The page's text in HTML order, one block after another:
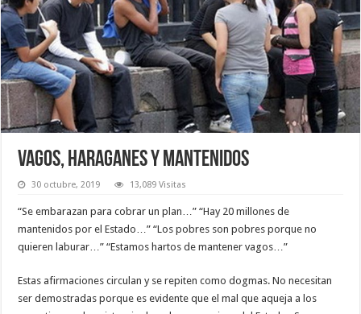
Vagos, haraganes y mantenidos
30 octubre, 2019 13,089 Visitas
“Se embarazan para cobrar un plan…” “Hay 20 millones de
mantenidos por el Estado…” “Los pobres son pobres porque no
quieren laburar…” “Estamos hartos de mantener vagos…”
Estas afirmaciones circulan y se repiten como dogmas. No necesitan
ser demostradas porque es evidente que el mal que aqueja a los